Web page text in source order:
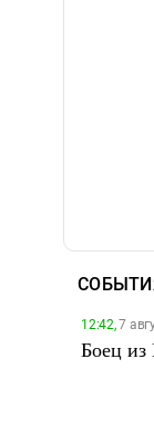
12:42,7
Боец